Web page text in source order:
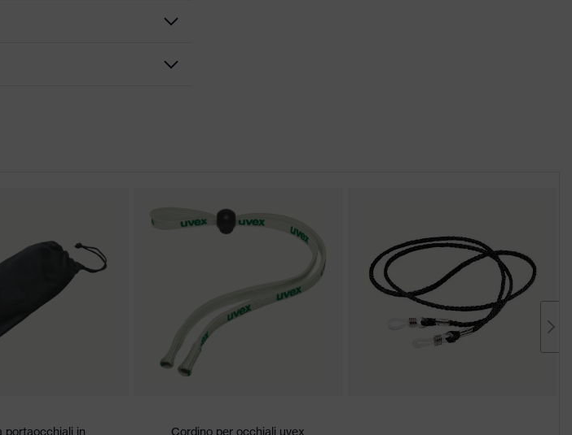
all'interno, resistente alle
pulito
portaocchiali in Cordino per occhiali uvex